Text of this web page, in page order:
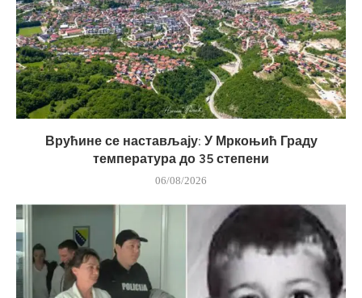
Врућине се настављају: У Мркоњић Граду
температура до 35 степени
06/08/2026